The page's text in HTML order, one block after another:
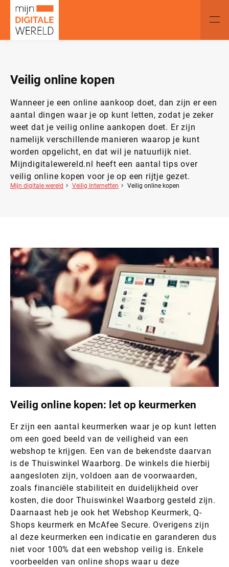
Veilig online kopen
Wanneer je een online aankoop doet, dan zijn er een
aantal dingen waar je op kunt letten, zodat je zeker
weet dat je veilig online aankopen doet. Er zijn
namelijk verschillende manieren waarop je kunt
worden opgelicht, en dat wil je natuurlijk niet.
Mijndigitalewereld.nl heeft een aantal tips over
veilig online kopen voor je op een rijtje gezet.
Mijn digitale wereld Veilig Internetten Veilig online kopen
Veilig online kopen: let op keurmerken
Er zijn een aantal keurmerken waar je op kunt letten
om een goed beeld van de veiligheid van een
webshop te krijgen. Een van de bekendste daarvan
is de Thuiswinkel Waarborg. De winkels die hierbij
aangesloten zijn, voldoen aan de voorwaarden,
zoals financiële stabiliteit en duidelijkheid over
kosten, die door Thuiswinkel Waarborg gesteld zijn.
Daarnaast heb je ook het Webshop Keurmerk, Q-
Shops keurmerk en McAfee Secure. Overigens zijn
al deze keurmerken een indicatie en garanderen dus
niet voor 100% dat een webshop veilig is. Enkele
voorbeelden van online shops waar u deze